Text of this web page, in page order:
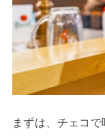
まずは、チェコ